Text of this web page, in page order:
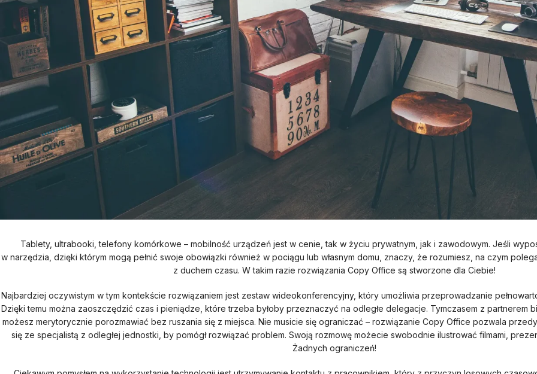
Tablety, ultrabooki, telefony komórkowe – mobilność urządzeń jest w cenie, tak w życiu prywatnym, jak i zawodowym. Jeśli
w narzędzia, dzięki którym mogą pełnić swoje obowiązki również w pociągu lub własnym domu, znaczy, że rozumiesz, na czym
z duchem czasu. W takim razie rozwiązania Copy Office są stworzone dla Ciebie!
Najbardziej oczywistym w tym kontekście rozwiązaniem jest zestaw wideokonferencyjny, który umożliwia przeprowadzanie
Dzięki temu można zaoszczędzić czas i pieniądze, które trzeba byłoby przeznaczyć na odległe delegacje. Tymczasem z partnerem
możesz merytorycznie porozmawiać bez ruszania się z miejsca. Nie musicie się ograniczać – rozwiązanie Copy Office pozwala
się ze specjalistą z odległej jednostki, by pomógł rozwiązać problem. Swoją rozmowę możecie swobodnie ilustrować filmami,
Żadnych ograniczeń!